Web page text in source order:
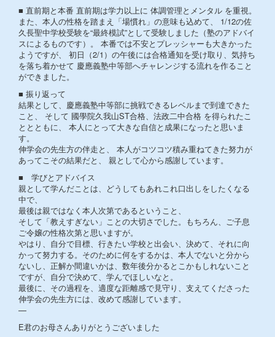
■ 直前期と本番 直前期は学力以上に 体調管理とメンタル を重視。
また、本人の性格を踏まえ「場慣れ」の意味も込めて、 1/12の佐
久長聖中学校受験を“最終模試”として受験しました（塾のアドバイ
スによるものです）。 本番では不安とプレッシャーも大きかった
ようですが、 初日（2/1）の午後には合格通知を受け取り、気持ち
を落ち着かせて 慶應義塾中等部へチャレンジする流れを作ること
ができました。
■ 振り返って
結果として、慶應義塾中等部に挑戦できるレベルまで到達できた
こと、 そして 國學院久我山ST合格、法政二中合格 を得られたこ
ととともに、 本人にとって大きな自信と成果になったと思いま
す。
伸学会の先生方の伴走と、 本人がコツコツ積み重ねてきた努力が
あってこその結果だと、 親として心から感謝しています。
■ 学びとアドバイス
親として学んだことは、どうしてもあれこれ口出しをしたくなる
中で、
最後は親ではなく本人次第であるということ、
そして「教えすぎない」ことの大切さでした。もちろん、ご子息
ご令嬢の性格次第と思いますが。
やはり、自分で目標、行きたい学校と出会い、決めて、それに向
かって努力する。そのために何をするかは、本人でないと分から
ないし、正解か間違いかは、数年後分かるとこかもしれないこと
ですが、自分で決めて、学んでほしいなと。
最後に、その過程を、適度な距離感で見守り、支えてくださった
伸学会の先生方には、改めて感謝しています。
—
E君のお母さんありがとうございました